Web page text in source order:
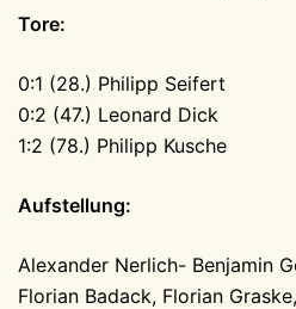
Tore:
0:1 (28.) Philipp Seifert
0:2 (47.) Leonard Dick
1:2 (78.) Philipp Kusche
Aufstellung:
Alexander Nerlich- Benjamin
Florian Badack, Florian